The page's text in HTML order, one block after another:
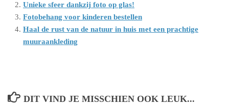
Unieke sfeer dankzij foto op glas!
Fotobehang voor kinderen bestellen
Haal de rust van de natuur in huis met een prachtige
muuraankleding
DIT VIND JE MISSCHIEN OOK LEUK...